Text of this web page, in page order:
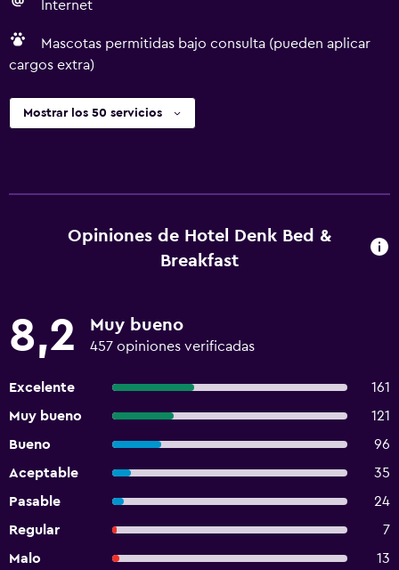
Internet
Mascotas permitidas bajo consulta (pueden aplicar
cargos extra)
Mostrar los 50 servicios
Opiniones de Hotel Denk Bed &
Breakfast
8,2 Muy bueno
457 opiniones verificadas
Excelente
161
Muy bueno
121
Bueno
96
Aceptable
35
Pasable
24
Regular
7
Malo
13